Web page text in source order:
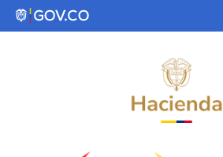
Skip to Main Content